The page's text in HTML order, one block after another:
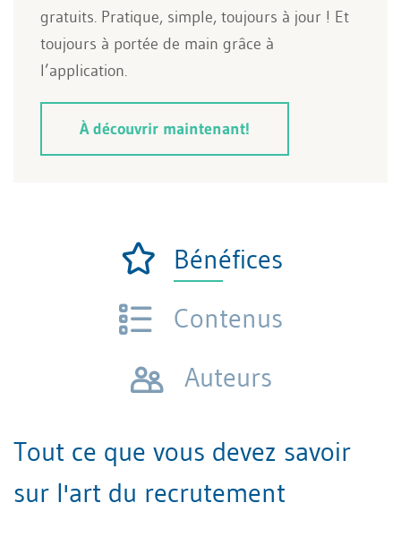
gratuits. Pratique, simple, toujours à jour ! Et
toujours à portée de main grâce à
l’application.
À découvrir maintenant!
Bénéfices
Contenus
Auteurs
Tout ce que vous devez savoir
sur l'art du recrutement